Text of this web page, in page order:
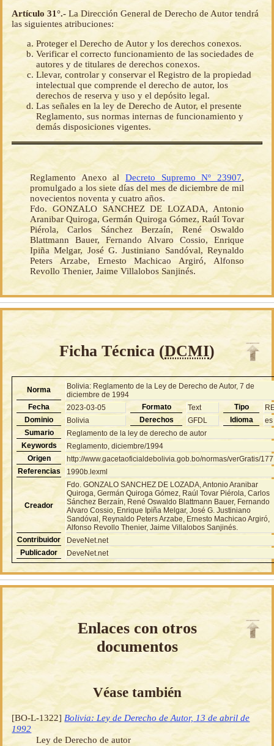
Artículo 31°.- La Dirección General de Derecho de Autor tendrá
las siguientes atribuciones:
Proteger el Derecho de Autor y los derechos conexos.
Verificar el correcto funcionamiento de las sociedades de
autores y de titulares de derechos conexos.
Llevar, controlar y conservar el Registro de la propiedad
intelectual que comprende el derecho de autor, los
derechos de reserva y uso y el depósito legal.
Las señales en la ley de Derecho de Autor, el presente
Reglamento, sus normas internas de funcionamiento y
demás disposiciones vigentes.
Reglamento Anexo al Decreto Supremo Nº 23907,
promulgado a los siete días del mes de diciembre de mil
novecientos noventa y cuatro años.
Fdo. GONZALO SANCHEZ DE LOZADA, Antonio
Aranibar Quiroga, Germán Quiroga Gómez, Raúl Tovar
Piérola, Carlos Sánchez Berzaín, René Oswaldo
Blattmann Bauer, Fernando Alvaro Cossio, Enrique
Ipiña Melgar, José G. Justiniano Sandóval, Reynaldo
Peters Arzabe, Ernesto Machicao Argiró, Alfonso
Revollo Thenier, Jaime Villalobos Sanjinés.
Ficha Técnica (DCMI)
Norma
Bolivia: Reglamento de la Ley de Derecho de Autor, 7 de
diciembre de 1994
Fecha
2023-03-05 Formato Text Tipo
Dominio
Bolivia Derechos GFDL Idioma
es
Sumario
Reglamento de la ley de derecho de autor
Keywords
Reglamento, diciembre/1994
Origen
http://www.gacetaoficialdebolivia.gob.bo/normas/verGratis/
Referencias
1990b.lexml
Creador
Fdo. GONZALO SANCHEZ DE LOZADA, Antonio Aranibar
Quiroga, Germán Quiroga Gómez, Raúl Tovar Piérola, Carlos
Sánchez Berzaín, René Oswaldo Blattmann Bauer, Fernando
Alvaro Cossio, Enrique Ipiña Melgar, José G. Justiniano
Sandóval, Reynaldo Peters Arzabe, Ernesto Machicao Argiró,
Alfonso Revollo Thenier, Jaime Villalobos Sanjinés.
Contribuidor
DeveNet.net
Publicador
DeveNet.net
Enlaces con otros
documentos
Véase también
[BO-L-1322] Bolivia: Ley de Derecho de Autor, 13 de abril de
1992
Ley de Derecho de autor